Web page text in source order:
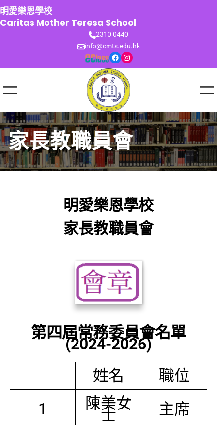
跳
至
主
明愛樂恩學校
Caritas Mother Teresa School
2310 0440
info@cmts.edu.hk
Facebook Instagram
家長教職員會
明愛樂恩學校
家長教職員會
第四屆常務委員會名單
(2024-2026)
姓名
職位
1
陳美女
士 主席